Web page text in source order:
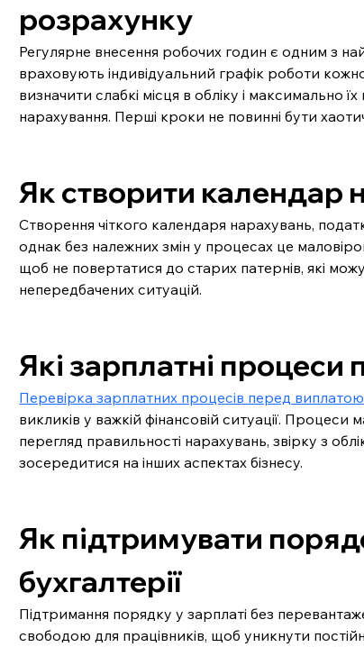
розрахунку
Регулярне внесення робочих годин є одним з
враховують індивідуальний графік роботи
визначити слабкі місця в обліку і
нарахування. Перші кроки не повинні бути
Як створити календар
Створення чіткого календаря нарахувань,
однак без належних змін у процесах це
щоб не повертатися до старих патернів, які
непередбачених ситуацій.
Які зарплатні
Перевірка зарплатних процесів перед виплатою
викликів у важкій фінансовій ситуації.
перегляд правильності нарахувань, звірку з
зосередитися на інших аспектах бізнесу.
Як підтримувати
бухгалтерії
Підтримання порядку у зарплаті без
свободою для працівників, щоб уникнути